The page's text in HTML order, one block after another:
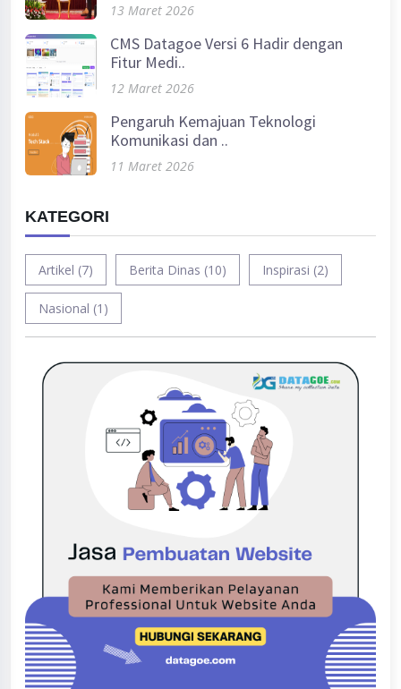
13 Maret 2026
CMS Datagoe Versi 6 Hadir dengan
Fitur Medi..
12 Maret 2026
Pengaruh Kemajuan Teknologi
Komunikasi dan ..
11 Maret 2026
KATEGORI
Artikel (7) Berita Dinas (10) Inspirasi (2)
Nasional (1)